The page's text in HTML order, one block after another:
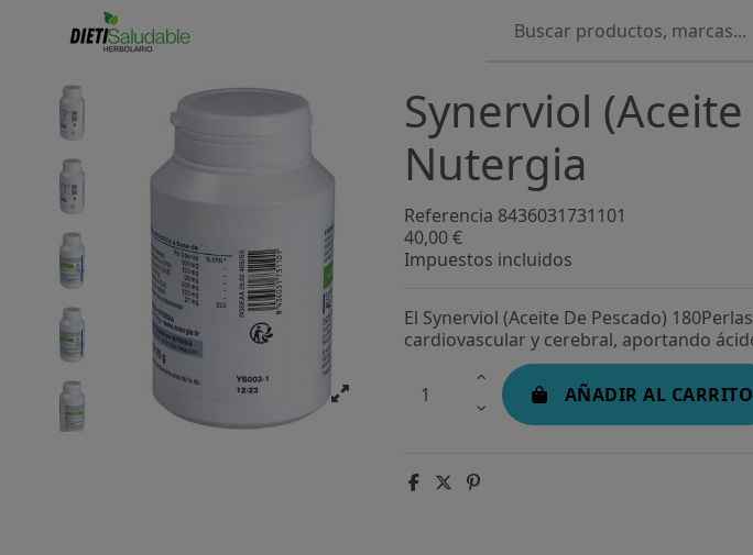
Synerviol
Nutergia
Referencia 8436031731101
40,00 €
Impuestos incluidos
El Synerviol (Aceite De Pescado)
cardiovascular y cerebral, aportando
AÑADIR AL CARRITO